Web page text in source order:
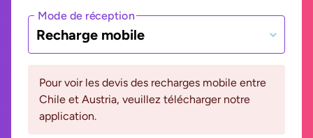
Mode de réception
Recharge mobile
Pour voir les devis des recharges mobile entre
Chile et Austria, veuillez télécharger notre
application.